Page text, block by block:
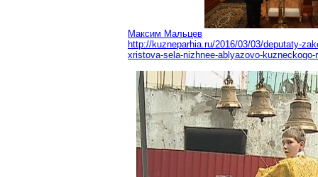
Максим Мальцев
http://kuzneparhia.ru/2016/03/03/deputaty-
xristova-sela-nizhnee-ablyazovo-kuzneckogo-